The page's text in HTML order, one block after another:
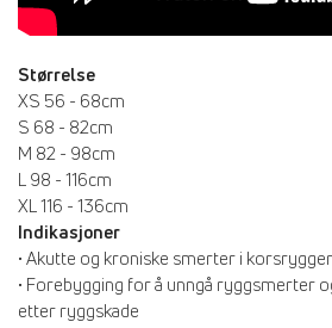
Størrelse
XS 56 - 68cm
S 68 - 82cm
M 82 - 98cm
L 98 - 116cm
XL 116 - 136cm
Indikasjoner
• Akutte og kroniske smerter i
• Forebygging for å unngå ryggsmerter
etter ryggskade